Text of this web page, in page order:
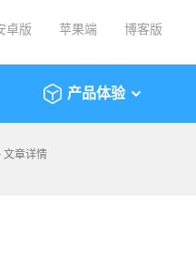
卓版 苹果端 博客版
产品体验
文章详情